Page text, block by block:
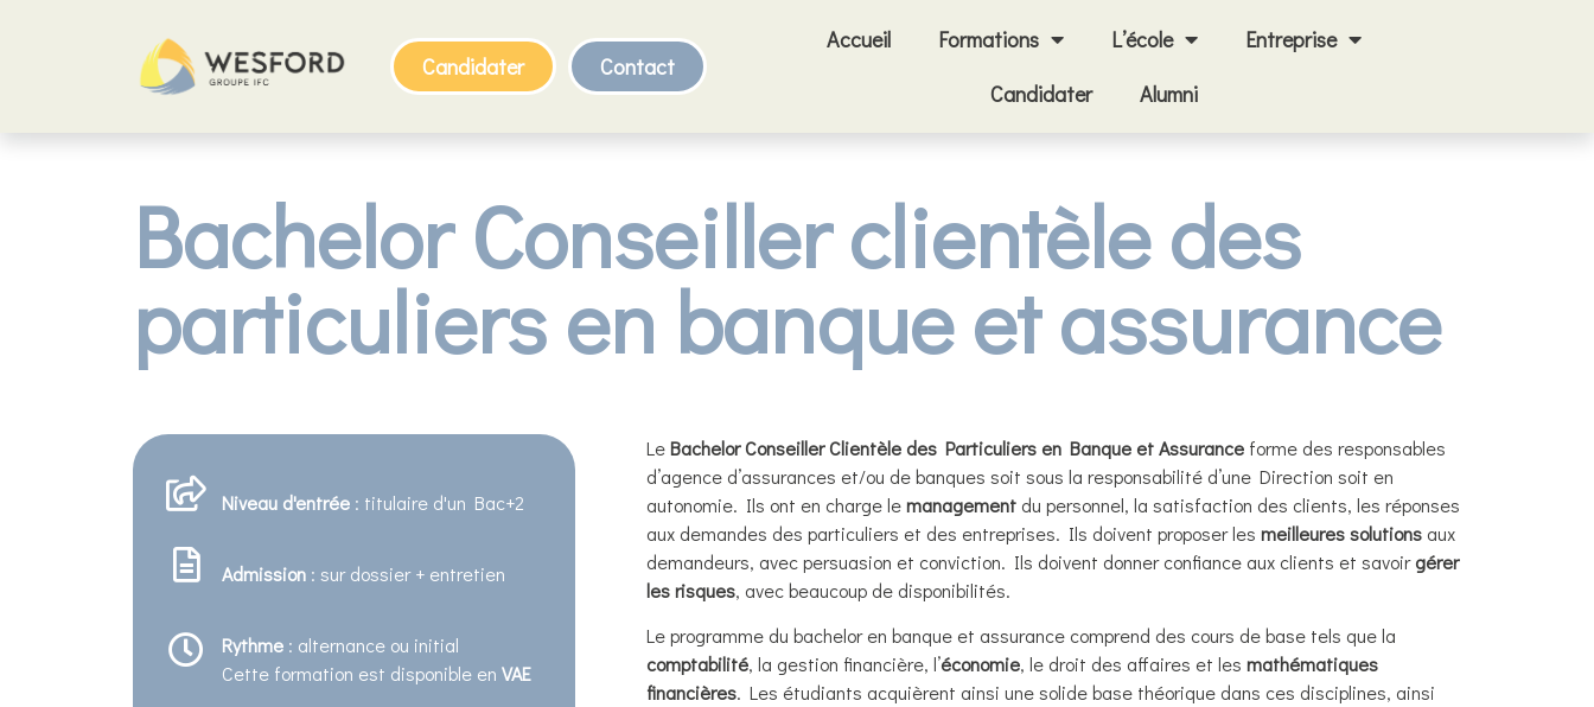
Candidater Contact
Accueil Formations L’école
Entreprise
Candidater
Alumni
Bachelor Conseiller clientèle des
particuliers en banque et assurance
Niveau d'entrée : titulaire d'un Bac+2
Admission : sur dossier + entretien
Rythme : alternance ou initial
Cette formation est disponible en VAE
LeBachelor Conseiller Clientèle des Particuliers en Banque et Assurance forme des responsables
d’agence d’assurances et/ou de banques soit sous la responsabilité d’une Direction soit en
autonomie. Ils ont en charge lemanagement du personnel, la satisfaction des clients, les réponses
aux demandes des particuliers et des entreprises. Ils doivent proposer lesmeilleures solutions aux
demandeurs, avec persuasion et conviction. Ils doivent donner confiance aux clients et savoirgérer
les risques, avec beaucoup de disponibilités.
Le programme du bachelor en banque et assurance comprend des cours de base tels que la
comptabilité, la gestion financière, l’économie, le droit des affaires et lesmathématiques
financières. Les étudiants acquièrent ainsi une solide base théorique dans ces disciplines, ainsi